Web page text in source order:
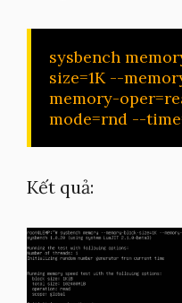
sysbench
size=1K --
memory-
mode=rnd --
Kết quả: